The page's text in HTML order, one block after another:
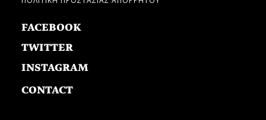
FACEBOOK
TWITTER
INSTAGRAM
CONTACT